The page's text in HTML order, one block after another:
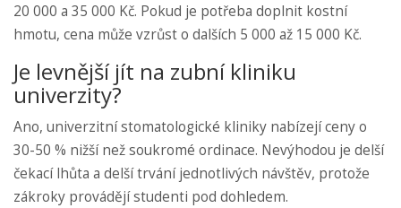
20 000 a 35 000 Kč. Pokud je potřeba doplnit kostní
hmotu, cena může vzrůst o dalších 5 000 až 15 000 Kč.
Je levnější jít na zubní kliniku
univerzity?
Ano, univerzitní stomatologické kliniky nabízejí ceny o
30-50 % nižší než soukromé ordinace. Nevýhodou je delší
čekací lhůta a delší trvání jednotlivých návštěv, protože
zákroky provádějí studenti pod dohledem.